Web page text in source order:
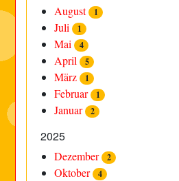
August 1
Juli 1
Mai 4
April 5
März 1
Februar 1
Januar 2
2025
Dezember 2
Oktober 4